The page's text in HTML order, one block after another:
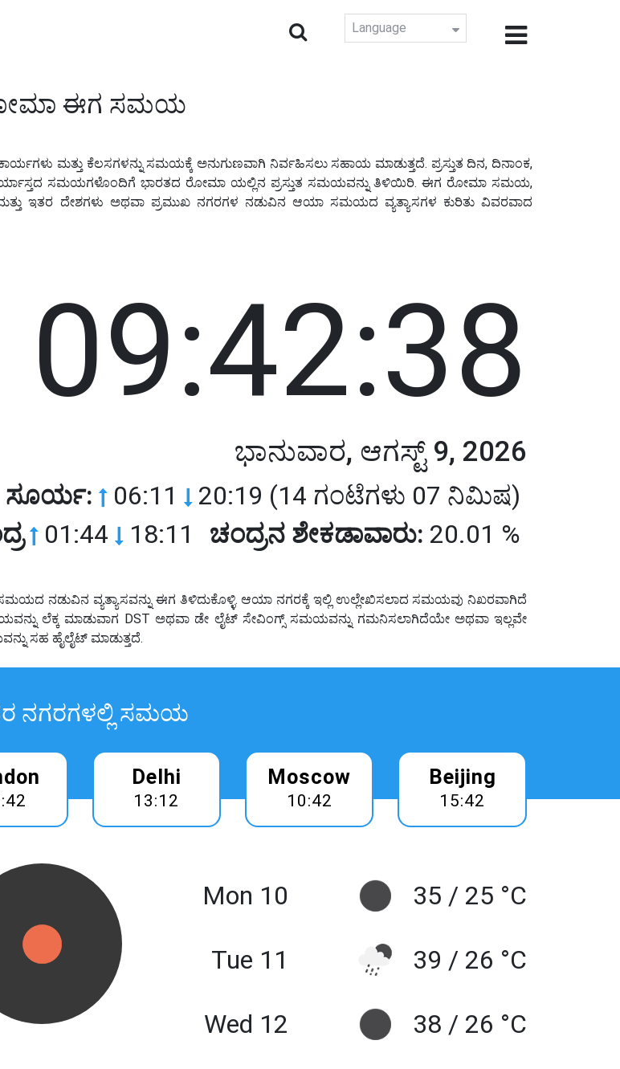
Language
ಈಗ ಸಮಯ
ಮತ್ತು ಕೆಲಸಗಳನ್ನು ಸಮಯಕ್ಕೆ ಅನುಗುಣವಾಗಿ ನಿರ್ವಹಿಸಲು ಸಹಾಯ ಮಾಡುತ್ತದೆ. ಪ್ರಸ್ತುತ ದಿನ, ದಿನಾಂಕ,
ಸಮಯಗಳೊಂದಿಗೆ ಭಾರತದ ರೋಮಾ ಯಲ್ಲಿನ ಪ್ರಸ್ತುತ ಸಮಯವನ್ನು ತಿಳಿಯಿರಿ. ಈಗ ರೋಮಾ ಸಮಯ,
ಇತರ ದೇಶಗಳು ಅಥವಾ ಪ್ರಮುಖ ನಗರಗಳ ನಡುವಿನ ಆಯಾ ಸಮಯದ ವ್ಯತ್ಯಾಸಗಳ ಕುರಿತು ವಿವರವಾದ
09:42:39
ಭಾನುವಾರ, ಆಗಸ್ಟ್ 9, 2026
ಸೂರ್ಯ: 06:11 20:19 (14 ಗಂಟೆಗಳು 07 ನಿಮಿಷ)
01:44 18:11 ಚಂದ್ರನ ಶೇಕಡಾವಾರು: 20.01 %
ನಡುವಿನ ವ್ಯತ್ಯಾಸವನ್ನು ಈಗ ತಿಳಿದುಕೊಳ್ಳಿ. ಆಯಾ ನಗರಕ್ಕೆ ಇಲ್ಲಿ ಉಲ್ಲೇಖಿಸಲಾದ ಸಮಯವು ನಿಖರವಾಗಿದೆ
ಲೆಕ್ಕ ಮಾಡುವಾಗ DST ಅಥವಾ ಡೇ ಲೈಟ್ ಸೇವಿಂಗ್ಸ್ ಸಮಯವನ್ನು ಗಮನಿಸಲಾಗಿದೆಯೇ ಅಥವಾ ಇಲ್ಲವೇ
ಸಹ ಹೈಲೈಟ್ ಮಾಡುತ್ತದೆ.
ನಗರಗಳಲ್ಲಿ ಸಮಯ
Delhi
13:12
Moscow
10:42
Beijing
15:42
Mon 10 35 / 25 °C
Tue 11 39 / 26 °C
Wed 12 38 / 26 °C